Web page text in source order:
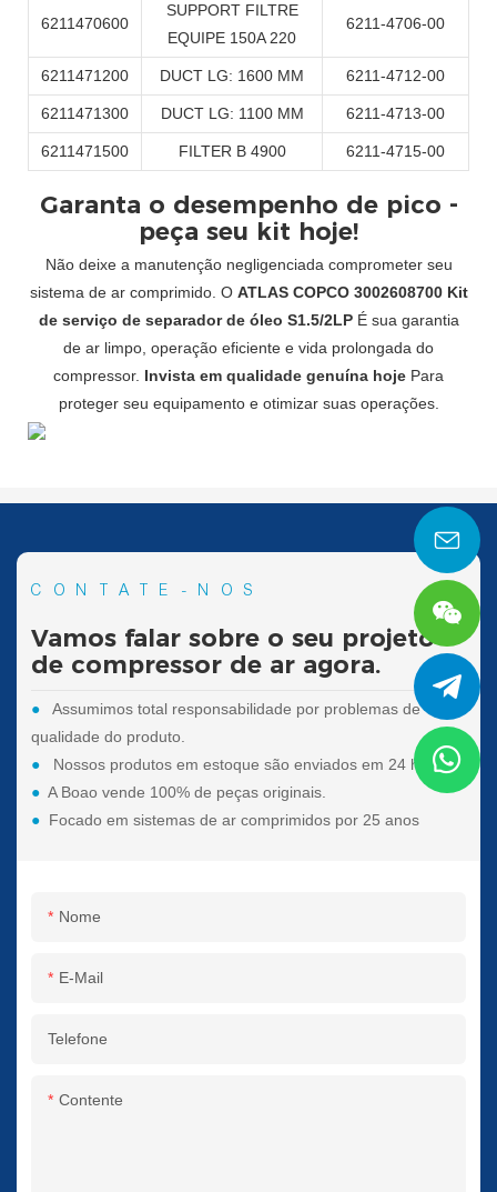
6211470600
SUPPORT FILTRE
EQUIPE 150A 220
6211-4706-00
6211471200 DUCT LG: 1600 MM 6211-4712-00
6211471300 DUCT LG: 1100 MM 6211-4713-00
6211471500 FILTER B 4900 6211-4715-00
Garanta o desempenho de pico -
peça seu kit hoje!
Não deixe a manutenção negligenciada comprometer seu
sistema de ar comprimido. O ATLAS COPCO 3002608700 Kit
de serviço de separador de óleo S1.5/2LP É sua garantia
de ar limpo, operação eficiente e vida prolongada do
compressor. Invista em qualidade genuína hoje Para
proteger seu equipamento e otimizar suas operações.
CONTATE-NOS
Vamos falar sobre o seu projeto
de compressor de ar agora.
●
Assumimos total responsabilidade por problemas de
qualidade do produto.
●
Nossos produtos em estoque são enviados em 24 horas.
●A Boao vende 100% de peças originais.
● Focado em sistemas de ar comprimidos por 25 anos
Nome
E-Mail
Telefone
Contente